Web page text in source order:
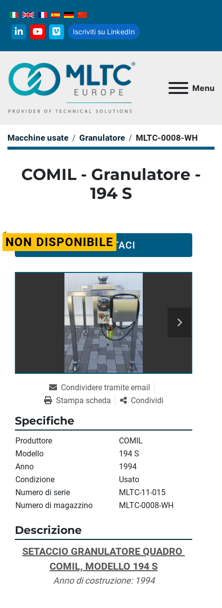
linkedinyoutube
vimeo
Iscriviti su LinkedIn
Menu
Macchine usate Granulatore MLTC-0008-WH
COMIL - Granulatore -
194 S
NON DISPONIBILE
CONTATTACI
Condividere tramite email
Stampa scheda
Condividi
Specifiche
Produttore
COMIL
Modello
194 S
Anno
1994
Condizione
Usato
Numero di serie
MLTC-11-015
Numero di magazzino
MLTC-0008-WH
Descrizione
SETACCIO GRANULATORE QUADRO
COMIL, MODELLO 194 S
Anno di costruzione: 1994